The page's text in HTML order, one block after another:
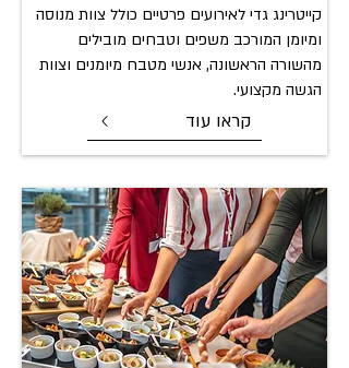
קייטרינג גדי לאירועים פרטיים כולל צוות מנוסה
ומיומן המורכב משפים וטבחים מובילים
מהשורה הראשונה, אנשי מטבח מיומנים וצוות
הגשה מקצועי.
קראו עוד